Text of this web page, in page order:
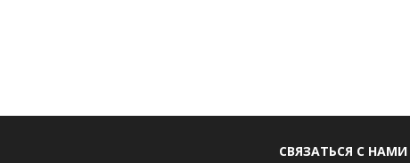
СВЯЗАТЬСЯ С НАМИ